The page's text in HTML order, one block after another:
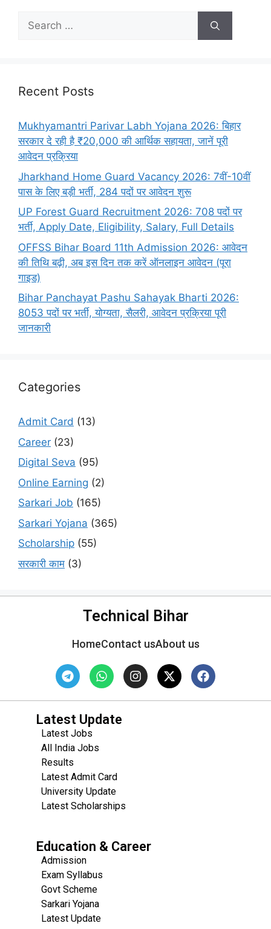
Recent Posts
Mukhyamantri Parivar Labh Yojana 2026: बिहार
सरकार दे रही है ₹20,000 की आर्थिक सहायता, जानें पूरी
आवेदन प्रक्रिया
Jharkhand Home Guard Vacancy 2026: 7वीं-10वीं
पास के लिए बड़ी भर्ती, 284 पदों पर आवेदन शुरू
UP Forest Guard Recruitment 2026: 708 पदों पर
भर्ती, Apply Date, Eligibility, Salary, Full Details
OFFSS Bihar Board 11th Admission 2026: आवेदन
की तिथि बढ़ी, अब इस दिन तक करें ऑनलाइन आवेदन (पूरा
गाइड)
Bihar Panchayat Pashu Sahayak Bharti 2026:
8053 पदों पर भर्ती, योग्यता, सैलरी, आवेदन प्रक्रिया पूरी
जानकारी
Categories
Admit Card (13)
Career (23)
Digital Seva (95)
Online Earning (2)
Sarkari Job (165)
Sarkari Yojana (365)
Scholarship (55)
सरकारी काम (3)
Technical Bihar
HomeContact usAbout us
Latest Update
Latest Jobs
All India Jobs
Results
Latest Admit Card
University Update
Latest Scholarships
Education & Career
Admission
Exam Syllabus
Govt Scheme
Sarkari Yojana
Latest Update